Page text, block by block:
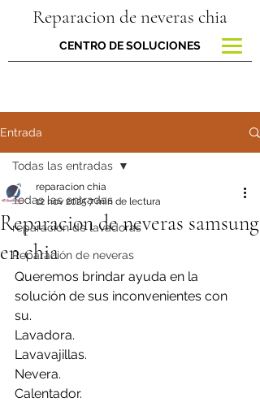
Reparacion de neveras chia
CENTRO DE SOLUCIONES
Entrada
Todas las entradas
reparacion de lavadoras
Reparación de neveras
Todas las entradas
Reparacion de neveras samsung
en chia
reparacion chia
12 nov 20257 min de lectura
Queremos brindar ayuda en la
solución de sus inconvenientes con
su.
Lavadora.
Lavavajillas.
Nevera.
Calentador.